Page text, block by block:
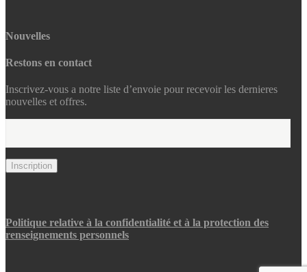
Nouvelles
Restons en contact
Inscrivez-vous a notre liste d’envoie pour recevoir les dernieres
nouvelles et offres.
Politique relative à la confidentialité et à la protection des
renseignements personnels